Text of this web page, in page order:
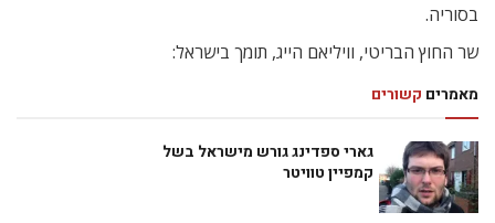
בסוריה.
שר החוץ הבריטי, וויליאם הייג, תומך בישראל:
מאמרים קשורים
גארי ספדינג גורש מישראל בשל
קמפיין טוויטר